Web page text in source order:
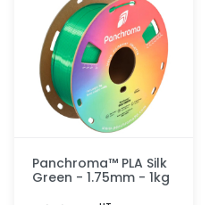
Panchroma™ PLA Silk
Green - 1.75mm - 1kg